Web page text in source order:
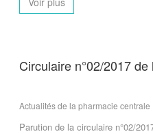
Circulaire n°02/2017
Actualités de la pharmacie
Parution de la circulaire n°02/